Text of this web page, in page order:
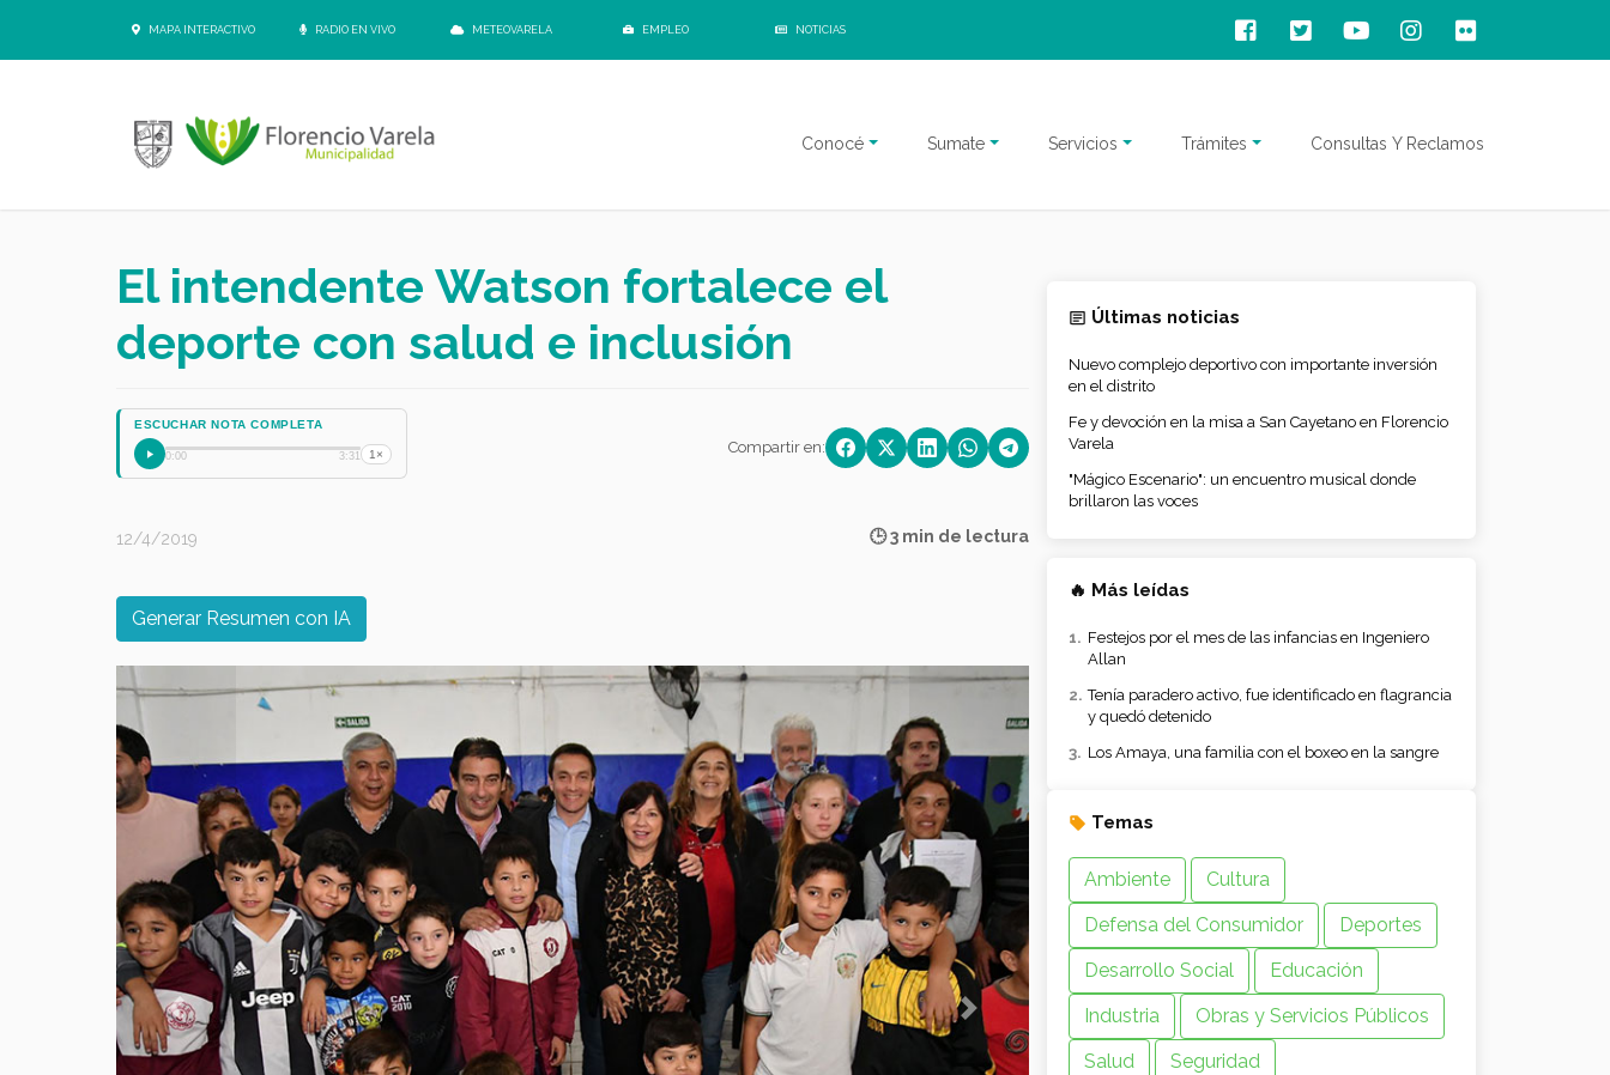
MAPA INTERACTIVO RADIO EN VIVO METEOVARELA EMPLEO NOTICIAS
Conocé Sumate Servicios Trámites Consultas Y Reclamos
El intendente Watson fortalece el
deporte con salud e inclusión
ESCUCHAR NOTA COMPLETA
0:00 3:31 1× Compartir en:
12/4/2019 🕒 3 min de lectura
Generar Resumen con IA
Previous Next
Últimas noticias
Nuevo complejo deportivo con importante inversión
en el distrito
Fe y devoción en la misa a San Cayetano en Florencio
Varela
"Mágico Escenario": un encuentro musical donde
brillaron las voces
🔥 Más leídas
Festejos por el mes de las infancias en Ingeniero
Allan
Tenía paradero activo, fue identificado en flagrancia
y quedó detenido
Los Amaya, una familia con el boxeo en la sangre
Temas
Ambiente
Cultura
Defensa del Consumidor
Deportes
Desarrollo Social
Educación
Industria
Obras y Servicios Públicos
Salud
Seguridad